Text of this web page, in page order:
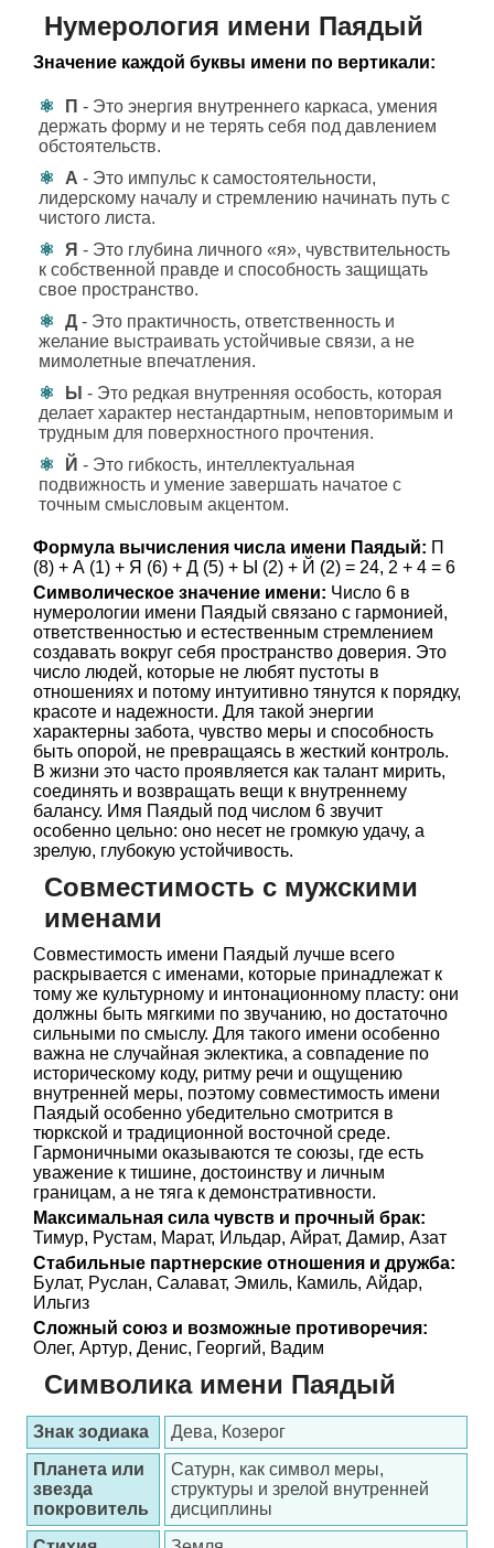
Нумерология имени Паядый
Значение каждой буквы имени по вертикали:
П - Это энергия внутреннего каркаса, умения
держать форму и не терять себя под давлением
обстоятельств.
А - Это импульс к самостоятельности,
лидерскому началу и стремлению начинать путь с
чистого листа.
Я - Это глубина личного «я», чувствительность
к собственной правде и способность защищать
свое пространство.
Д - Это практичность, ответственность и
желание выстраивать устойчивые связи, а не
мимолетные впечатления.
Ы - Это редкая внутренняя особость, которая
делает характер нестандартным, неповторимым и
трудным для поверхностного прочтения.
Й - Это гибкость, интеллектуальная
подвижность и умение завершать начатое с
точным смысловым акцентом.
Формула вычисления числа имени Паядый: П
(8) + А (1) + Я (6) + Д (5) + Ы (2) + Й (2) = 24, 2 + 4 = 6
Символическое значение имени: Число 6 в
нумерологии имени Паядый связано с гармонией,
ответственностью и естественным стремлением
создавать вокруг себя пространство доверия. Это
число людей, которые не любят пустоты в
отношениях и потому интуитивно тянутся к порядку,
красоте и надежности. Для такой энергии
характерны забота, чувство меры и способность
быть опорой, не превращаясь в жесткий контроль.
В жизни это часто проявляется как талант мирить,
соединять и возвращать вещи к внутреннему
балансу. Имя Паядый под числом 6 звучит
особенно цельно: оно несет не громкую удачу, а
зрелую, глубокую устойчивость.
Совместимость с мужскими
именами
Совместимость имени Паядый лучше всего
раскрывается с именами, которые принадлежат к
тому же культурному и интонационному пласту: они
должны быть мягкими по звучанию, но достаточно
сильными по смыслу. Для такого имени особенно
важна не случайная эклектика, а совпадение по
историческому коду, ритму речи и ощущению
внутренней меры, поэтому совместимость имени
Паядый особенно убедительно смотрится в
тюркской и традиционной восточной среде.
Гармоничными оказываются те союзы, где есть
уважение к тишине, достоинству и личным
границам, а не тяга к демонстративности.
Максимальная сила чувств и прочный брак:
Тимур, Рустам, Марат, Ильдар, Айрат, Дамир, Азат
Стабильные партнерские отношения и дружба:
Булат, Руслан, Салават, Эмиль, Камиль, Айдар,
Ильгиз
Сложный союз и возможные противоречия:
Олег, Артур, Денис, Георгий, Вадим
Символика имени Паядый
Знак зодиака
Дева, Козерог
Планета или
звезда
покровитель
Сатурн, как символ меры,
структуры и зрелой внутренней
дисциплины